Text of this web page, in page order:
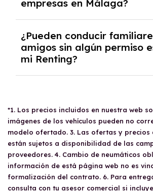
gestión y permitir un control
presupuesto.
Barcelona, puedes optar por
movilidad a tus necesidades
complicaciones.
empresas en Málaga?
El Renting para empresas en
que la empresa tenga al menos
antigüedad o disponga de un
documentos. Este renting
100% del gasto e IVA si el
a la actividad económica de la
¿Pueden conducir
amigos sin algún permiso
mi Renting?
conducir válido. No hay
específicas sobre quién puede
vehículo, pero se recomienda
condiciones antes de
sorpresas.
*1. Los precios incluidos en nuestra web
imágenes de los vehículos pueden no
modelo ofertado. 3. Las ofertas y precios
están sujetos a disponibilidad de las
proveedores. 4. Cambio de neumáticos
información de está página web no es
formalización del contrato. 6. Para
consulta con tu asesor comercial si